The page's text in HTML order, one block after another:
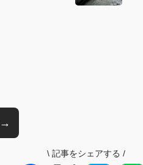
→
\ 記事をシェアする /